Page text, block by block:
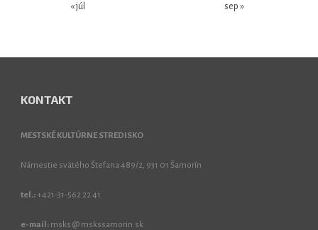
« júl sep »
KONTAKT
MESTSKÉ KULTÚRNE STREDISKO
Námestie svätého Štefana 489/2, 931 01 Šamorín
tel.: +421-31-562 22 41
e-mail: msks @ mskssamorin.sk